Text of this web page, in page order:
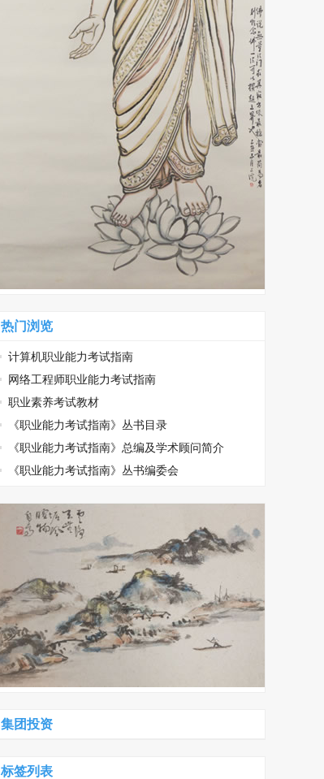
热门浏览
计算机职业能力考试指南
网络工程师职业能力考试指南
职业素养考试教材
《职业能力考试指南》丛书目录
《职业能力考试指南》总编及学术顾问简介
《职业能力考试指南》丛书编委会
集团投资
标签列表